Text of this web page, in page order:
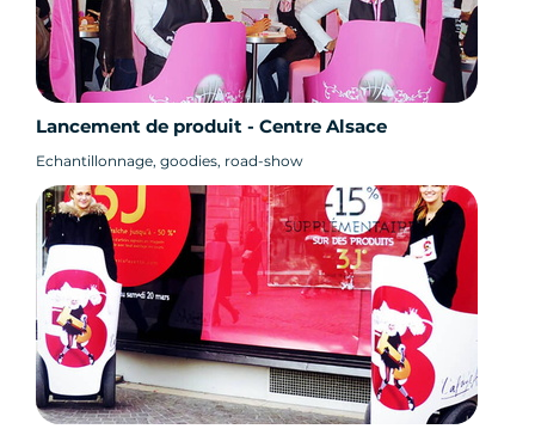
Lancement de produit - Centre Alsace
Echantillonnage, goodies, road-show